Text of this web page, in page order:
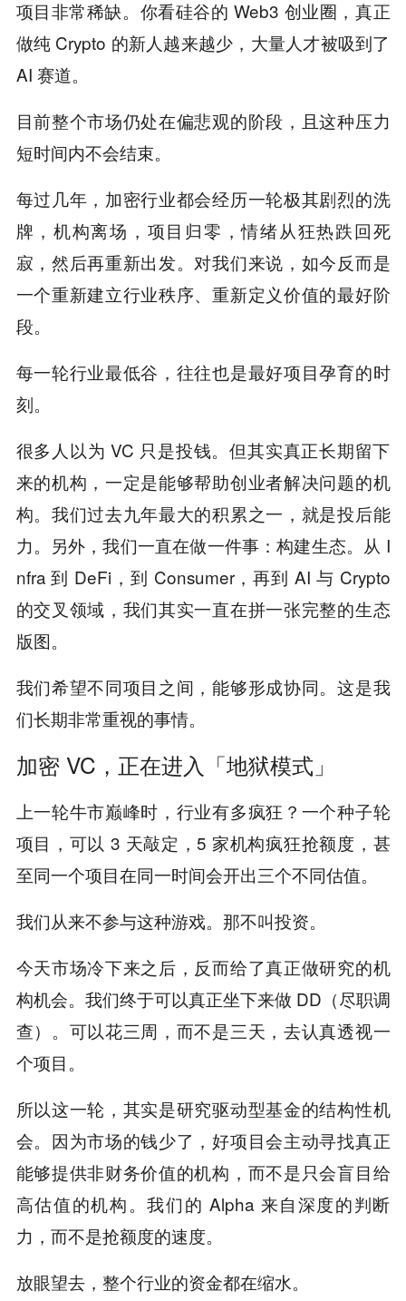
项目非常稀缺。你看硅谷的 Web3 创业圈，真正
做纯 Crypto 的新人越来越少，大量人才被吸到了
AI 赛道。
目前整个市场仍处在偏悲观的阶段，且这种压力
短时间内不会结束。
每过几年，加密行业都会经历一轮极其剧烈的洗
牌，机构离场，项目归零，情绪从狂热跌回死
寂，然后再重新出发。对我们来说，如今反而是
一个重新建立行业秩序、重新定义价值的最好阶
段。
每一轮行业最低谷，往往也是最好项目孕育的时
刻。
很多人以为 VC 只是投钱。但其实真正长期留下
来的机构，一定是能够帮助创业者解决问题的机
构。我们过去九年最大的积累之一，就是投后能
力。另外，我们一直在做一件事：构建生态。从 I
nfra 到 DeFi，到 Consumer，再到 AI 与 Crypto
的交叉领域，我们其实一直在拼一张完整的生态
版图。
我们希望不同项目之间，能够形成协同。这是我
们长期非常重视的事情。
加密 VC，正在进入「地狱模式」
上一轮牛市巅峰时，行业有多疯狂？一个种子轮
项目，可以 3 天敲定，5 家机构疯狂抢额度，甚
至同一个项目在同一时间会开出三个不同估值。
我们从来不参与这种游戏。那不叫投资。
今天市场冷下来之后，反而给了真正做研究的机
构机会。我们终于可以真正坐下来做 DD（尽职调
查）。可以花三周，而不是三天，去认真透视一
个项目。
所以这一轮，其实是研究驱动型基金的结构性机
会。因为市场的钱少了，好项目会主动寻找真正
能够提供非财务价值的机构，而不是只会盲目给
高估值的机构。我们的 Alpha 来自深度的判断
力，而不是抢额度的速度。
放眼望去，整个行业的资金都在缩水。